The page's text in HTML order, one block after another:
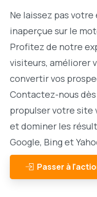
Ne laissez pas
inaperçue sur le
Profitez de notre
visiteurs, améliorer
convertir vos
Contactez-nous
propulser votre site
et dominer les
Google, Bing et
Passer à